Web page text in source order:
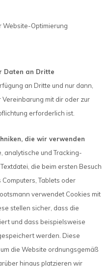
Website-Optimierung
Daten an Dritte
an Dritte und nur dann,
mit dir oder zur
erforderlich ist.
die wir verwenden
analytische und Tracking-
die beim ersten Besuch
Tablets oder
verwendet Cookies mit
stellen sicher, dass die
und dass beispielsweise
werden. Diese
die Website ordnungsgemäß
hinaus platzieren wir